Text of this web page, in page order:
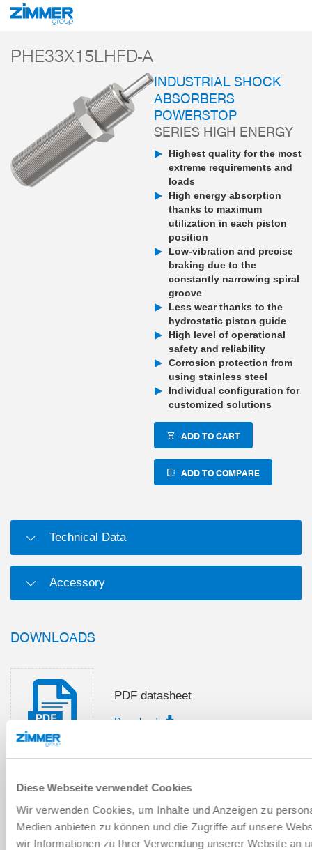
Diese Webseite verwendet Cookies
Wir verwenden Cookies, um Inhalte und Anzeigen zu
Medien anbieten zu können und die Zugriffe auf unsere
wir Informationen zu Ihrer Verwendung unserer Website an
Start Products
PHE33X15LHFD-A
INDUSTRIAL SHOCK
ABSORBERS
POWERSTOP
SERIES HIGH ENERGY
Highest quality for the most
extreme requirements and
loads
High energy absorption
thanks to maximum
utilization in each piston
position
Low-vibration and precise
braking due to the
constantly narrowing spiral
groove
Less wear thanks to the
hydrostatic piston guide
High level of operational
safety and reliability
Corrosion protection from
using stainless steel
Individual configuration for
customized solutions
ADD TO CART
ADD TO COMPARE
Technical Data
Accessory
DOWNLOADS
PDF datasheet
Download
instructions
Download